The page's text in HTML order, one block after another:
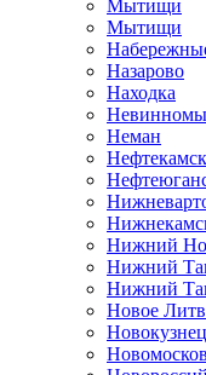
Мытищи
Мытищи
Назарово
Находка
Неман
Нефтекамск
Нижний
Нижний
Нижний
Новое